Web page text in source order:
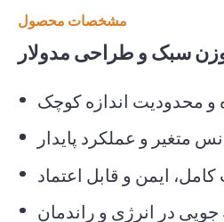
مشخصات محصول
سبک و طراحی مدولار
جویی در انرژی و راندمان